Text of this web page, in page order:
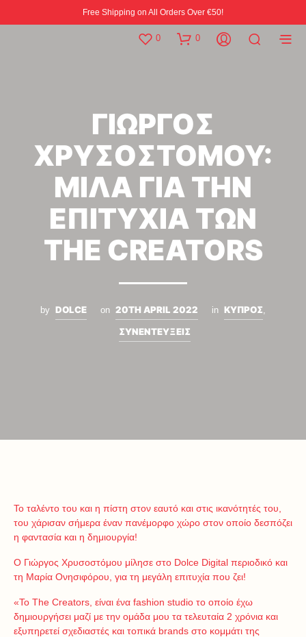
Free Shipping on All Orders Over €50!
0 0
ΓΙΩΡΓΟΣ
ΧΡΥΣΟΣΤΟΜΟΥ:
ΜΙΛΑ ΓΙΑ ΤΗΝ
ΕΠΙΤΥΧΙΑ ΤΩΝ
THE CREATORS
by DOLCE on 20TH APRIL 2022 in ΚΥΠΡΟΣ,
ΣΥΝΕΝΤΕΥΞΕΙΣ
Το ταλέντο του και η πίστη στον εαυτό και στις ικανότητές του,
του χάρισαν σήμερα έναν πανέμορφο χώρο στον οποίο δεσπόζει
η φαντασία και η δημιουργία!
Ο Γιώργος Χρυσοστόμου μίλησε στο Dolce Digital περιοδικό και
τη Μαρία Ονησιφόρου, για τη μεγάλη επιτυχία που ζει!
«Το The Creators, είναι ένα fashion studio το οποίο έχω
δημιουργήσει μαζί με την ομάδα μου τα τελευταία 2 χρόνια και
εξυπηρετεί σχεδιαστές και τοπικά brands στο κομμάτι της